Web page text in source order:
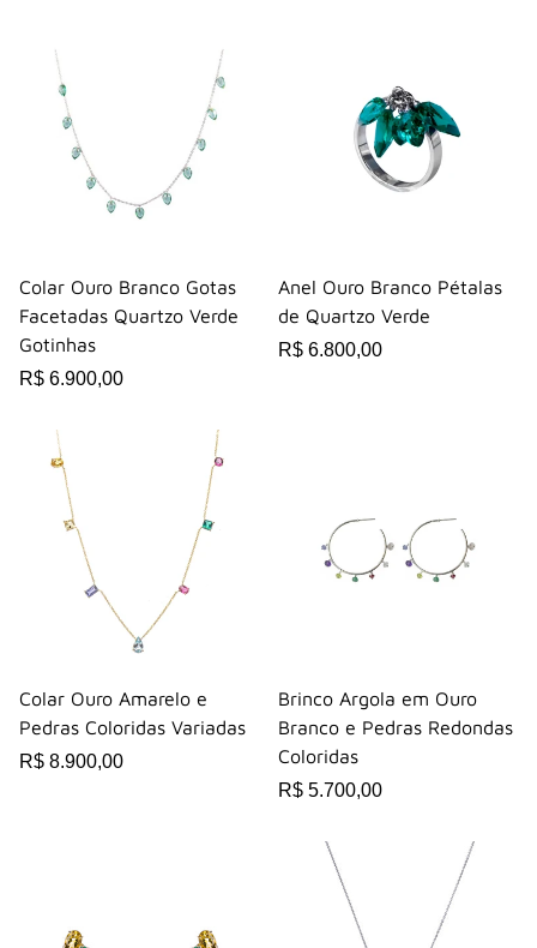
Colar Ouro Branco Gotas
Facetadas Quartzo Verde
Gotinhas
R$ 6.900,00
Anel Ouro Branco Pétalas
de Quartzo Verde
R$ 6.800,00
Colar Ouro Amarelo e
Pedras Coloridas Variadas
R$ 8.900,00
Brinco Argola em Ouro
Branco e Pedras Redondas
Coloridas
R$ 5.700,00